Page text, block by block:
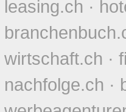
leasing.ch ·
wirtschaft.ch ·
nachfolge.ch ·